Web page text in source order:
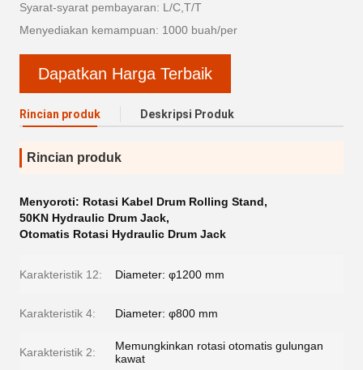
Syarat-syarat pembayaran: L/C,T/T
Menyediakan kemampuan: 1000 buah/per
Dapatkan Harga Terbaik
Rincian produk Deskripsi Produk
Rincian produk
Menyoroti: Rotasi Kabel Drum Rolling Stand,
50KN Hydraulic Drum Jack,
Otomatis Rotasi Hydraulic Drum Jack
Karakteristik 12: Diameter: φ1200 mm
Karakteristik 4: Diameter: φ800 mm
Karakteristik 2:
Memungkinkan rotasi otomatis gulungan
kawat